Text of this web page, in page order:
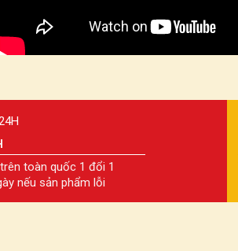
toàn quốc 1 đổi 1
nếu sản phẩm lỗi